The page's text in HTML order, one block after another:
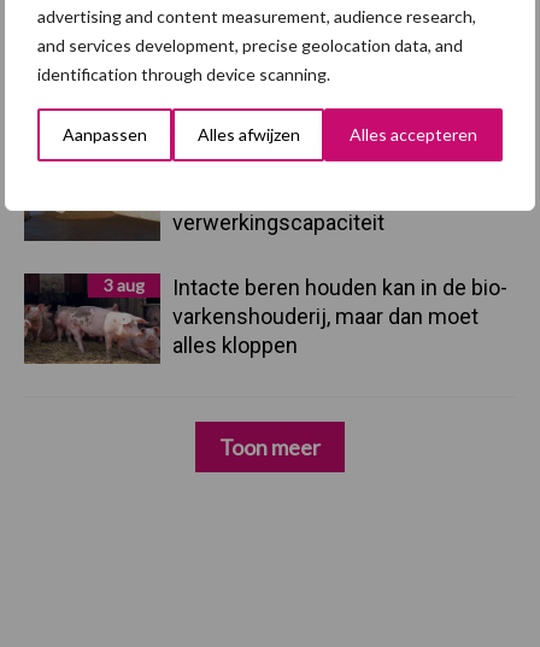
advertising and content measurement, audience research,
and services development, precise geolocation data, and
identification through device scanning.
Aanpassen Alles afwijzen Alles accepteren
4 aug
AVP in Finland onderstreept dat
alertheid belangrijk is, zeker nu
3 aug
Vlaamse mestbalans in evenwicht
verwerkingscapaciteit
3 aug
Intacte beren houden kan in de bio-
varkenshouderij, maar dan moet
alles kloppen
Toon meer